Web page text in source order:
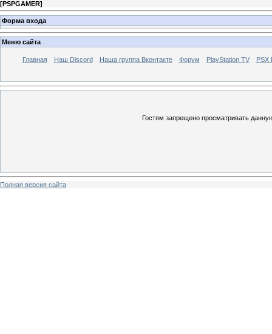
[PSPGAMER]
Форма входа
Меню сайта
Главная Наш Discord Наша группа Вконтакте Форум PlayStation TV PSX
Гостям запрещено просматривать
Полная версия сайта